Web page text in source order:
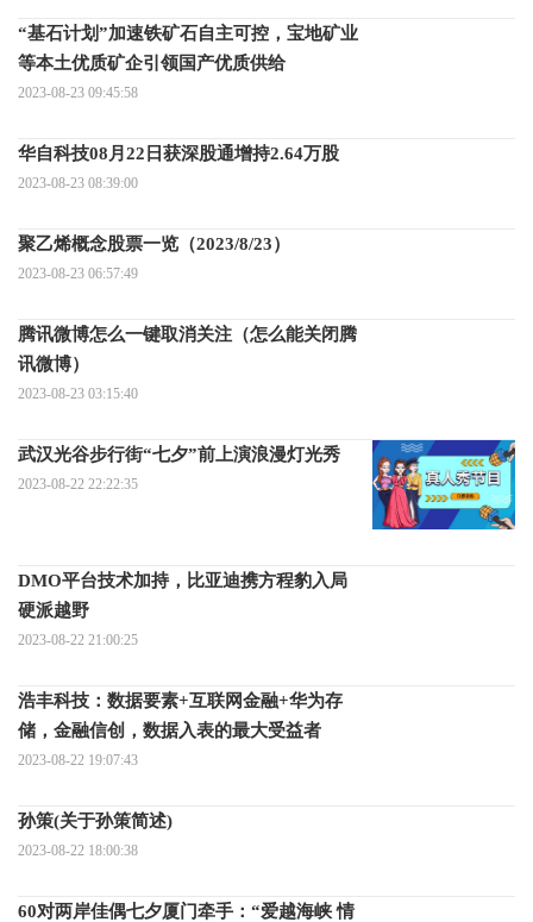
“基石计划”加速铁矿石自主可控，宝地矿业
等本土优质矿企引领国产优质供给
2023-08-23 09:45:58
华自科技08月22日获深股通增持2.64万股
2023-08-23 08:39:00
聚乙烯概念股票一览（2023/8/23）
2023-08-23 06:57:49
腾讯微博怎么一键取消关注（怎么能关闭腾
讯微博）
2023-08-23 03:15:40
武汉光谷步行街“七夕”前上演浪漫灯光秀
2023-08-22 22:22:35
DMO平台技术加持，比亚迪携方程豹入局
硬派越野
2023-08-22 21:00:25
浩丰科技：数据要素+互联网金融+华为存
储，金融信创，数据入表的最大受益者
2023-08-22 19:07:43
孙策(关于孙策简述)
2023-08-22 18:00:38
60对两岸佳偶七夕厦门牵手：“爱越海峡 情